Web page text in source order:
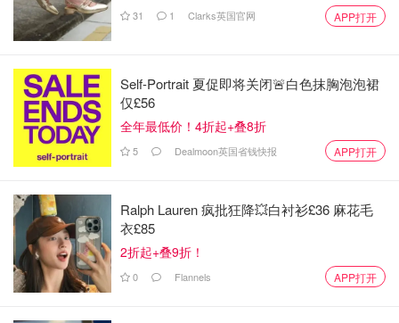
31 1 Clarks英国官网 APP打开
Self-Portrait 夏促即将关闭🚨白色抹胸泡泡裙
仅£56
全年最低价！4折起+叠8折
5 Dealmoon英国省钱快报 APP打开
Ralph Lauren 疯批狂降💥白衬衫£36 麻花毛
衣£85
2折起+叠9折！
0 Flannels APP打开